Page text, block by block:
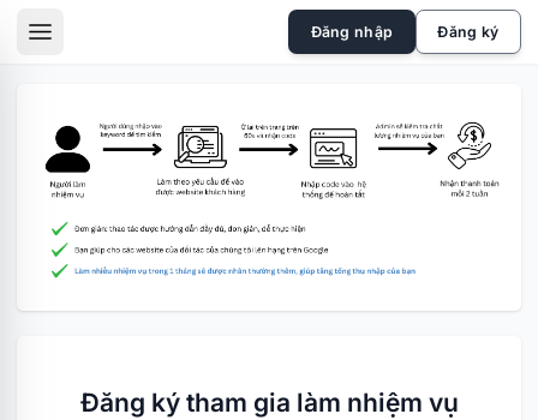
Đăng nhập Đăng ký
Đăng ký tham gia làm nhiệm vụ